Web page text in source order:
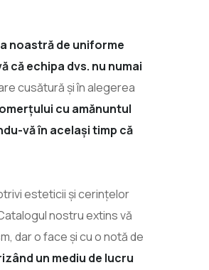
noastră de uniforme
echipa dvs. nu numai
cusătură și în alegerea
cu amănuntul
vă în același timp că
esteticii și cerințelor
nostru extins vă
dar o face și cu o notă de
un mediu de lucru